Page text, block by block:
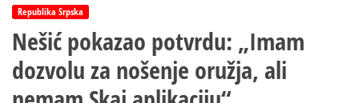
Republika Srpska
Nešić pokazao potvrdu: „Imam
dozvolu za nošenje oružja, ali